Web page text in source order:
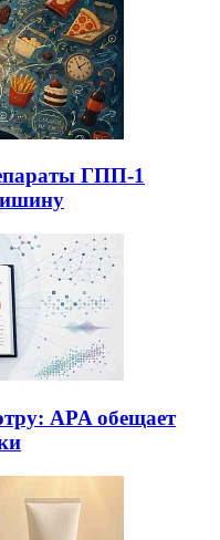
ГПП-1
APA обещает